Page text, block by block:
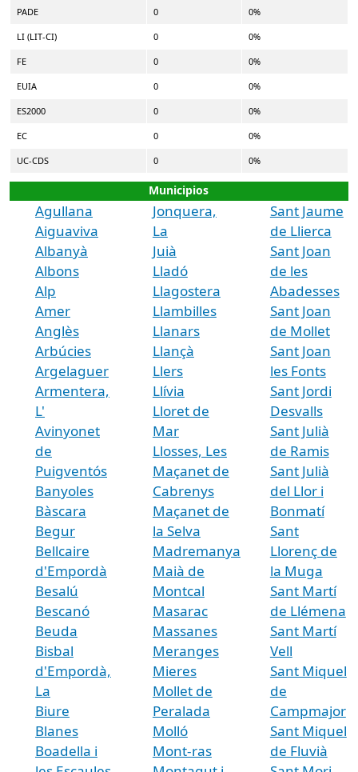
PADE 0 0%
LI (LIT-CI) 0 0%
FE 0 0%
EUIA 0 0%
ES2000 0 0%
EC 0 0%
UC-CDS 0 0%
Municipios
Agullana
Aiguaviva
Albanyà
Albons
Alp
Amer
Anglès
Arbúcies
Argelaguer
Armentera,
L'
Avinyonet
de
Puigventós
Banyoles
Bàscara
Begur
Bellcaire
d'Empordà
Besalú
Bescanó
Beuda
Bisbal
d'Empordà,
La
Biure
Blanes
Boadella i
Jonquera,
La
Juià
Lladó
Llagostera
Llambilles
Llanars
Llançà
Llers
Llívia
Lloret de
Mar
Llosses, Les
Maçanet de
Cabrenys
Maçanet de
la Selva
Madremanya
Maià de
Montcal
Masarac
Massanes
Meranges
Mieres
Mollet de
Peralada
Molló
Mont-ras
Sant Jaume
de Llierca
Sant Joan
de les
Abadesses
Sant Joan
de Mollet
Sant Joan
les Fonts
Sant Jordi
Desvalls
Sant Julià
de Ramis
Sant Julià
del Llor i
Bonmatí
Sant
Llorenç de
la Muga
Sant Martí
de Llémena
Sant Martí
Vell
Sant Miquel
de
Campmajor
Sant Miquel
de Fluvià